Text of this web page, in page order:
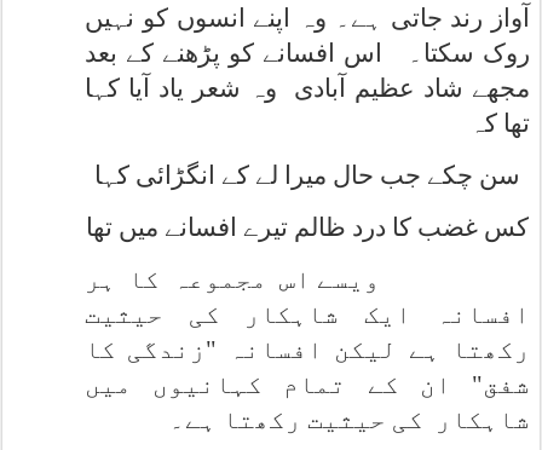
آواز رند جاتی ہے۔ وہ اپنے انسوں کو نہیں
روک سکتا۔
اس افسانے کو پڑھنے کے بعد
مجھے شاد عظیم آبادی
وہ شعر یاد آیا کہا
تھا کہ
سن چکے جب حال میرا لے کے انگڑائی کہا
کس غضب کا درد ظالم تیرے افسانے میں تھا
ویسے اس مجموعہ کا ہر
افسانہ ایک شاہکار کی حیثیت
رکھتا ہے لیکن افسانہ "زندگی کا
شفق" ان کے تمام کہانیوں میں
شاہکار
کی حیثیت رکھتا ہے۔